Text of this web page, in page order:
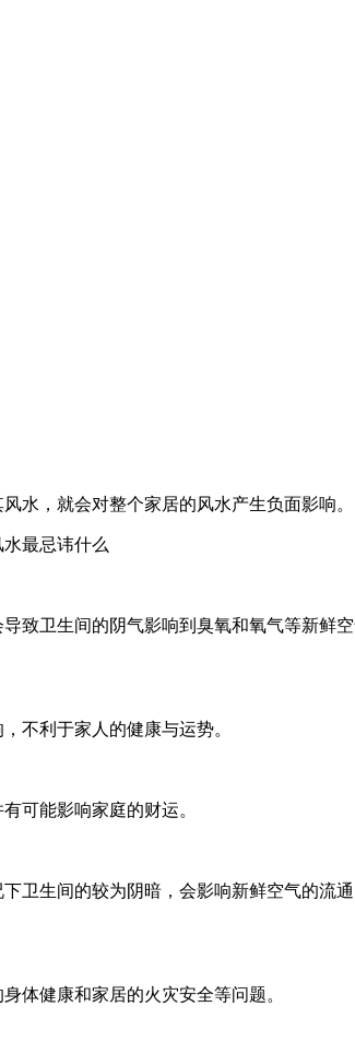
水，就会对整个家居的风水产生负面影响
致卫生间的阴气影响到臭氧和氧气等新鲜
不利于家人的健康与运势。
可能影响家庭的财运。
卫生间的较为阴暗，会影响新鲜空气的流
体健康和家居的火灾安全等问题。